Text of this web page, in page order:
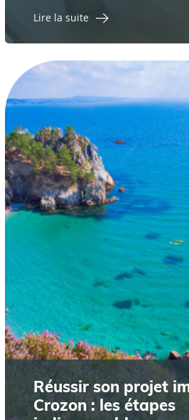
Lire la suite
Réussir son projet
Crozon : les étapes